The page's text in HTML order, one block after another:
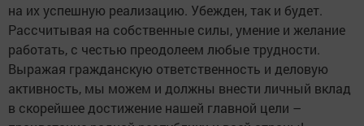
на их успешную реализацию. Убежден, так и будет.
Рассчитывая на собственные силы, умение и желание
работать, с честью преодолеем любые трудности.
Выражая гражданскую ответственность и деловую
активность, мы можем и должны внести личный вклад
в скорейшее достижение нашей главной цели –